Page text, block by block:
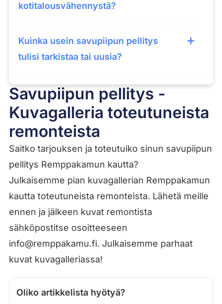
kotitalousvähennystä?
Kuinka usein savupiipun pellitys
tulisi tarkistaa tai uusia?
Savupiipun pellitys -
Kuvagalleria toteutuneista
remonteista
Saitko tarjouksen ja toteutuiko sinun savupiipun
pellitys Remppakamun kautta?
Julkaisemme pian kuvagallerian Remppakamun
kautta toteutuneista remonteista. Lähetä meille
ennen ja jälkeen kuvat remontista
sähköpostitse osoitteeseen
info@remppakamu.fi. Julkaisemme parhaat
kuvat kuvagalleriassa!
Oliko artikkelista hyötyä?